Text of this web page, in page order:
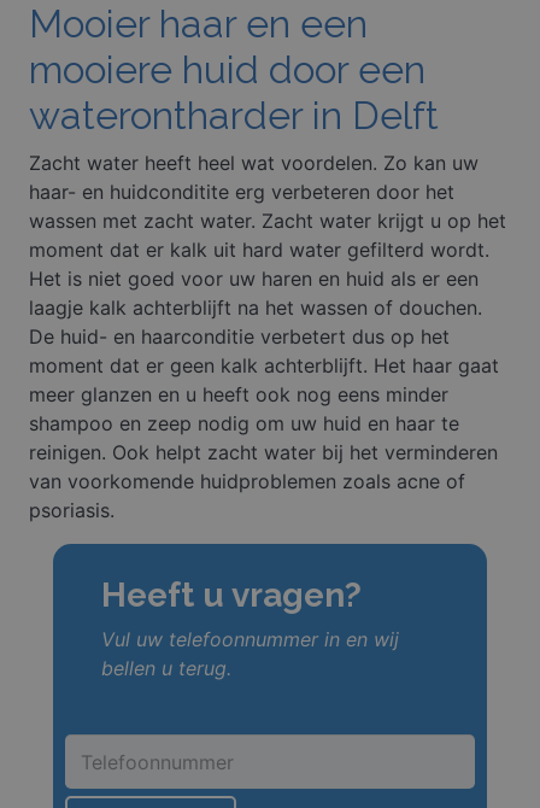
Mooier haar en een
mooiere huid door een
waterontharder in Delft
Zacht water heeft heel wat voordelen. Zo kan uw
haar- en huidconditite erg verbeteren door het
wassen met zacht water. Zacht water krijgt u op het
moment dat er kalk uit hard water gefilterd wordt.
Het is niet goed voor uw haren en huid als er een
laagje kalk achterblijft na het wassen of douchen.
De huid- en haarconditie verbetert dus op het
moment dat er geen kalk achterblijft. Het haar gaat
meer glanzen en u heeft ook nog eens minder
shampoo en zeep nodig om uw huid en haar te
reinigen. Ook helpt zacht water bij het verminderen
van voorkomende huidproblemen zoals acne of
psoriasis.
Heeft u vragen?
Vul uw telefoonnummer in en wij
bellen u terug.